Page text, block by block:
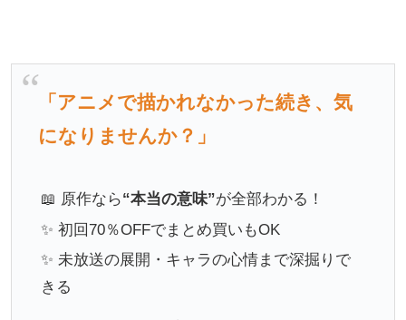
「アニメで描かれなかった続き、気
になりませんか？」
📖 原作なら“本当の意味”が全部わかる！
✨ 初回70％OFFでまとめ買いもOK
✨ 未放送の展開・キャラの心情まで深掘りで
きる